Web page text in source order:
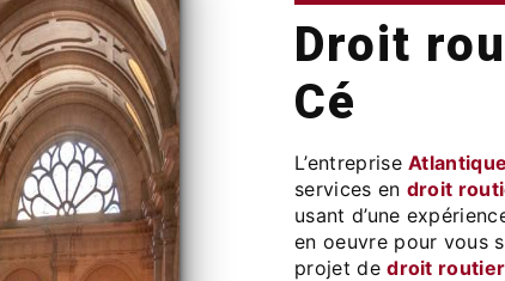
droit routier à Les Ponts-de-
Cé
L’entreprise
services en droit
usant d’une
en oeuvre pour vous
projet dedroit routier